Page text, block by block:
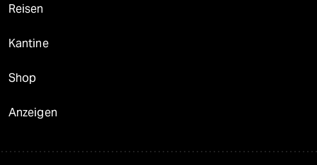
Reisen
Kantine
Shop
Anzeigen